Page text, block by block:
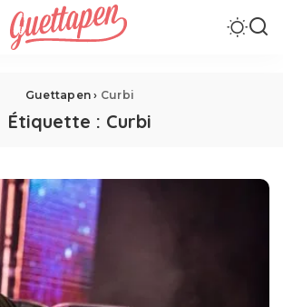
Guettapen › Curbi
Étiquette : Curbi